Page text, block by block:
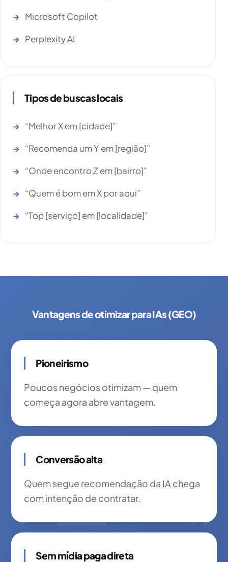
Microsoft Copilot
Perplexity AI
Tipos de buscas locais
“Melhor X em [cidade]”
“Recomenda um Y em [região]”
“Onde encontro Z em [bairro]”
“Quem é bom em X por aqui”
“Top [serviço] em [localidade]”
Vantagens de otimizar para IAs (GEO)
Pioneirismo
Poucos negócios otimizam — quem
começa agora abre vantagem.
Conversão alta
Quem segue recomendação da IA chega
com intenção de contratar.
Sem mídia paga direta